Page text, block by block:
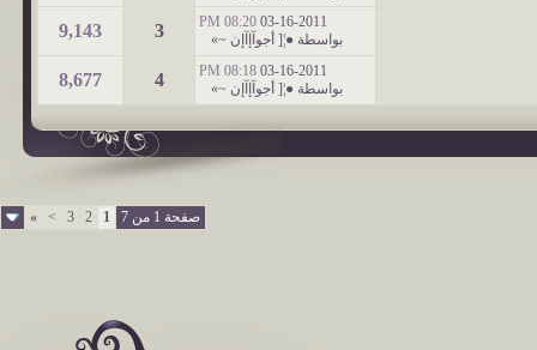
03-16-2011
08:20 PM
بواسطة ●¦[ أجوآإآإن ~» 3
9,143
03-16-2011
08:18 PM
بواسطة ●¦[ أجوآإآإن ~» 4
8,677
صفحة 1 من 7 1
2
3
>
»